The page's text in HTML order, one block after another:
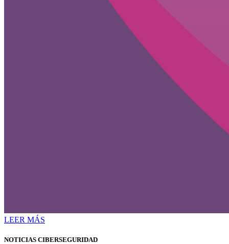
LEER MÁS
NOTICIAS CIBERSEGURIDAD